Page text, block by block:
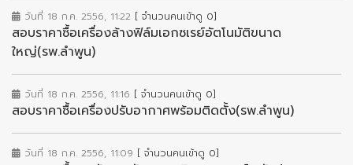
วันที่ 18 ก.ค. 2556, 11:22 [ จำนวนคนเข้าดู 0]
สอบราคาซื้อเครื่องล้างฟิล์มเอกซเรย์อัตโนมัติขนาด
ใหญ่(รพ.ลำพูน)
วันที่ 18 ก.ค. 2556, 11:16 [ จำนวนคนเข้าดู 0]
สอบราคาซื้อเครื่องปรับอากาศพร้อมติดตั้ง(รพ.ลำพูน)
วันที่ 18 ก.ค. 2556, 11:09 [ จำนวนคนเข้าดู 0]